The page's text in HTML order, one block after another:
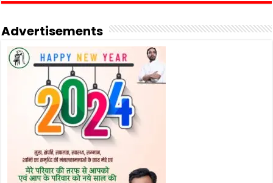
Advertisements